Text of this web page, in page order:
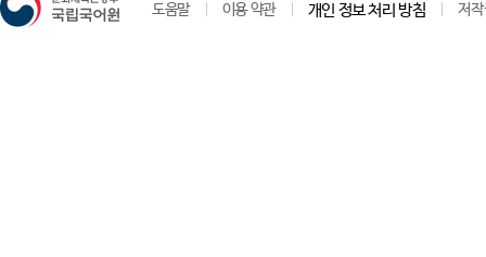
도움말 이용 약관 개인 정보 처리 방침 저